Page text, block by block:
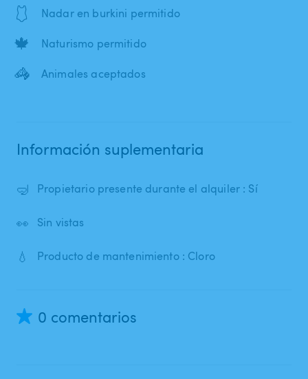
🩱 Nadar en burkini permitido
🍁 Naturismo permitido
🦓 Animales aceptados
Información suplementaria
🤿 Propietario presente durante el alquiler : Sí
👀 Sin vistas
💧 Producto de mantenimiento : Cloro
0 comentarios